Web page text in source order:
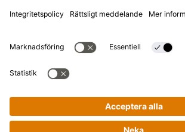
© Kikkoman Trading Europe GmbH
Theodorstraße 180, 40472
Registrerad vid Amtsgericht
Sekretessinställningar
Rättsligt meddelande